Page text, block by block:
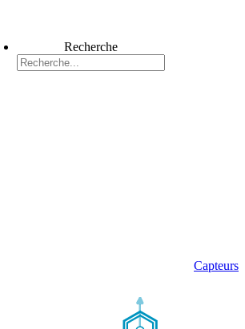
Recherche
Capteurs